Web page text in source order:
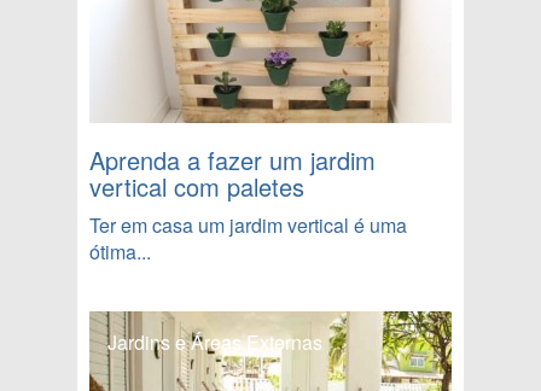
Aprenda a fazer um jardim
vertical com paletes
Ter em casa um jardim vertical é uma
ótima...
Jardins e Áreas Externas